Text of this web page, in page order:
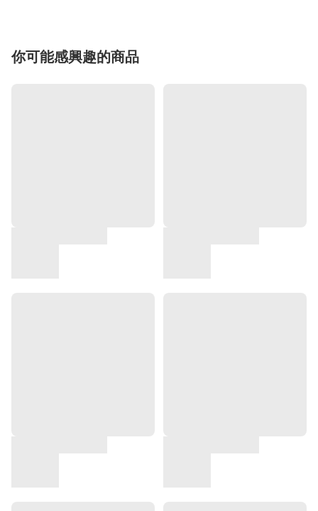
你可能感興趣的商品